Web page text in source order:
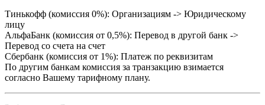
Тинькофф (комиссия 0%): Организациям -> Юридическому
лицу
АльфаБанк (комиссия от 0,5%): Перевод в другой банк ->
Перевод со счета на счет
Сбербанк (комиссия от 1%): Платеж по реквизитам
По другим банкам комиссия за транзакцию взимается
согласно Вашему тарифному плану.